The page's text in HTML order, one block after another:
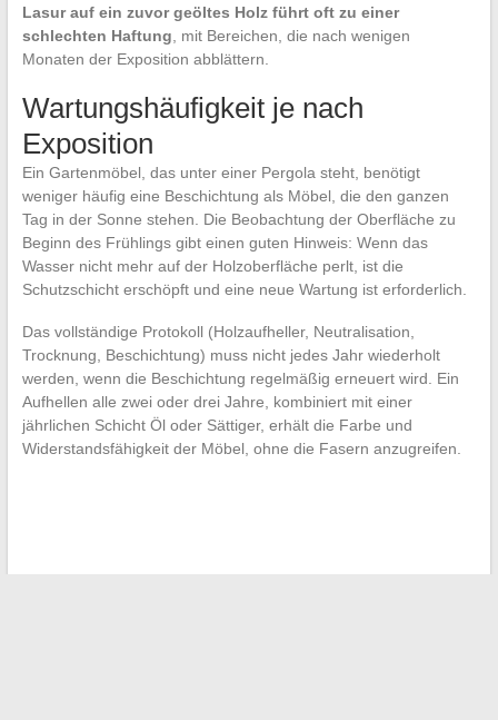
Lasur auf ein zuvor geöltes Holz führt oft zu einer
schlechten Haftung, mit Bereichen, die nach wenigen
Monaten der Exposition abblättern.
Wartungshäufigkeit je nach
Exposition
Ein Gartenmöbel, das unter einer Pergola steht, benötigt
weniger häufig eine Beschichtung als Möbel, die den ganzen
Tag in der Sonne stehen. Die Beobachtung der Oberfläche zu
Beginn des Frühlings gibt einen guten Hinweis: Wenn das
Wasser nicht mehr auf der Holzoberfläche perlt, ist die
Schutzschicht erschöpft und eine neue Wartung ist erforderlich.
Das vollständige Protokoll (Holzaufheller, Neutralisation,
Trocknung, Beschichtung) muss nicht jedes Jahr wiederholt
werden, wenn die Beschichtung regelmäßig erneuert wird. Ein
Aufhellen alle zwei oder drei Jahre, kombiniert mit einer
jährlichen Schicht Öl oder Sättiger, erhält die Farbe und
Widerstandsfähigkeit der Möbel, ohne die Fasern anzugreifen.